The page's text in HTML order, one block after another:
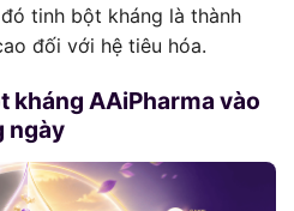
tinh bột kháng là thành
đối với hệ tiêu hóa.
kháng AAiPharma vào
ngày